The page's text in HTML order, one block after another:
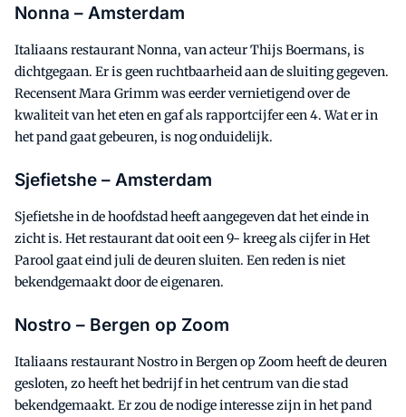
Nonna – Amsterdam
Italiaans restaurant Nonna, van acteur Thijs Boermans, is
dichtgegaan. Er is geen ruchtbaarheid aan de sluiting gegeven.
Recensent Mara Grimm was eerder vernietigend over de
kwaliteit van het eten en gaf als rapportcijfer een 4. Wat er in
het pand gaat gebeuren, is nog onduidelijk.
Sjefietshe – Amsterdam
Sjefietshe in de hoofdstad heeft aangegeven dat het einde in
zicht is. Het restaurant dat ooit een 9- kreeg als cijfer in Het
Parool gaat eind juli de deuren sluiten. Een reden is niet
bekendgemaakt door de eigenaren.
Nostro – Bergen op Zoom
Italiaans restaurant Nostro in Bergen op Zoom heeft de deuren
gesloten, zo heeft het bedrijf in het centrum van die stad
bekendgemaakt. Er zou de nodige interesse zijn in het pand